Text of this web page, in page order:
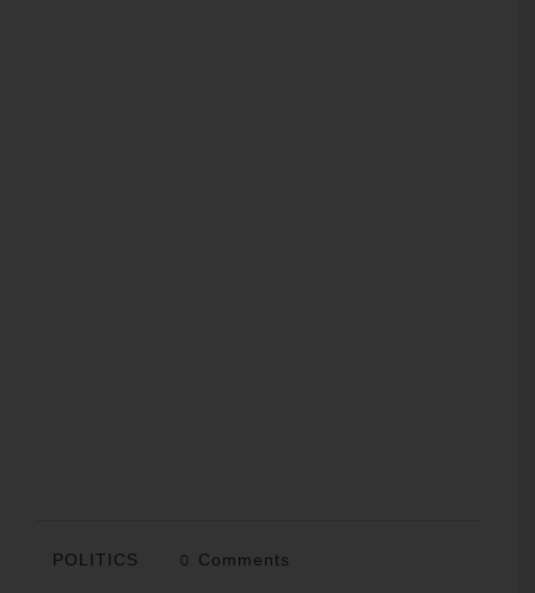
POLITICS 0 Comments